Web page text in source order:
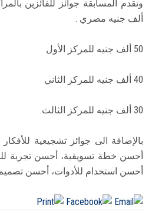
ألف جنيه مصري .
50 ألف جنيه للمركز الأول
40 ألف جنيه للمركز الثاني
30 ألف جنيه للمركز الثالث.
بالإضافة الى جوائز تشجيعية
أحسن استخدام للأدوات، أحسن